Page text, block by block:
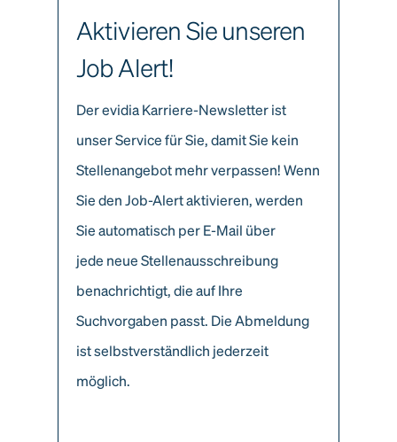
Aktivieren Sie unseren
Job Alert!
Der evidia Karriere-Newsletter ist
unser Service für Sie, damit Sie kein
Stellenangebot mehr verpassen! Wenn
Sie den Job-Alert aktivieren, werden
Sie automatisch per E-Mail über
jede neue Stellenausschreibung
benachrichtigt, die auf Ihre
Suchvorgaben passt. Die Abmeldung
ist selbstverständlich jederzeit
möglich.